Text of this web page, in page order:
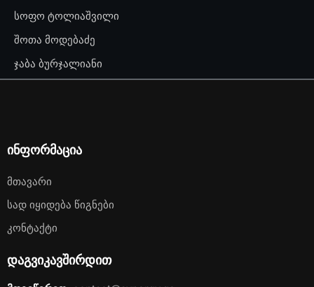
სოფო ტოლიაშვილი
შოთა მოდებაძე
ჯაბა ბურჯალიანი
ინფორმაცია
Მთავარი
Სად Იყიდება Წიგნები
Კონტაქტი
დაგვიკავშირდით